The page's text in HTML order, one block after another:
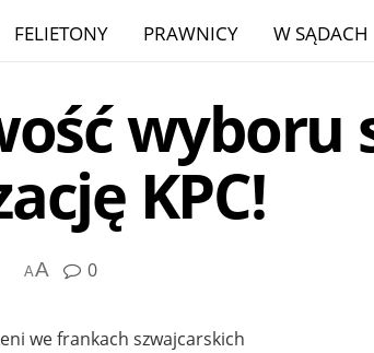
FELIETONY PRAWNICY W SĄDACH
wyboru
KPC!
AA 0
we frankach szwajcarskich